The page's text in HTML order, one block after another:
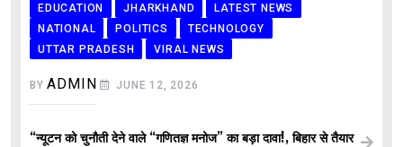
EDUCATION
JHARKHAND
LATEST NEWS
NATIONAL
POLITICS
TECHNOLOGY
UTTAR PRADESH
VIRAL NEWS
BYADMIN JUNE 12, 2026
“न्यूटन को चुनौती देने वाले “गणितज्ञ मनोज” का बड़ा दावा!, बिहार से तैयार